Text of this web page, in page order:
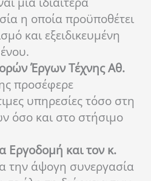
η οποία προϋποθέτει
και εξειδικευμένη
Έργων Τέχνης Αθ.
προσέφερε
υπηρεσίες τόσο στη
όσο και στο στήσιμο
Εργοδομή και τον κ.
την άψογη συνεργασία